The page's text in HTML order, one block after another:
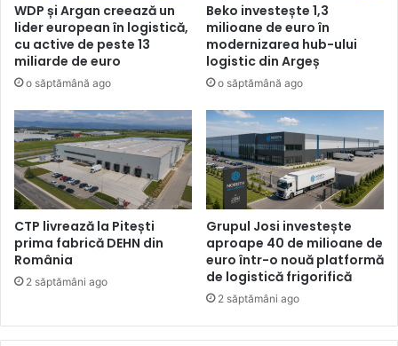
WDP și Argan creează un
lider european în logistică,
cu active de peste 13
miliarde de euro
o săptămână ago
Beko investește 1,3
milioane de euro în
modernizarea hub-ului
logistic din Argeș
o săptămână ago
CTP livrează la Pitești
prima fabrică DEHN din
România
2 săptămâni ago
Grupul Josi investește
aproape 40 de milioane de
euro într-o nouă platformă
de logistică frigorifică
2 săptămâni ago